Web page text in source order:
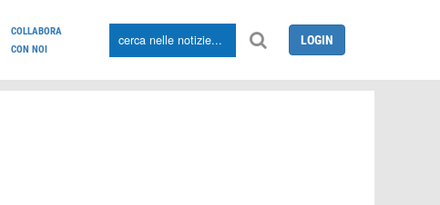
COLLABORA
CON NOI
LOGIN